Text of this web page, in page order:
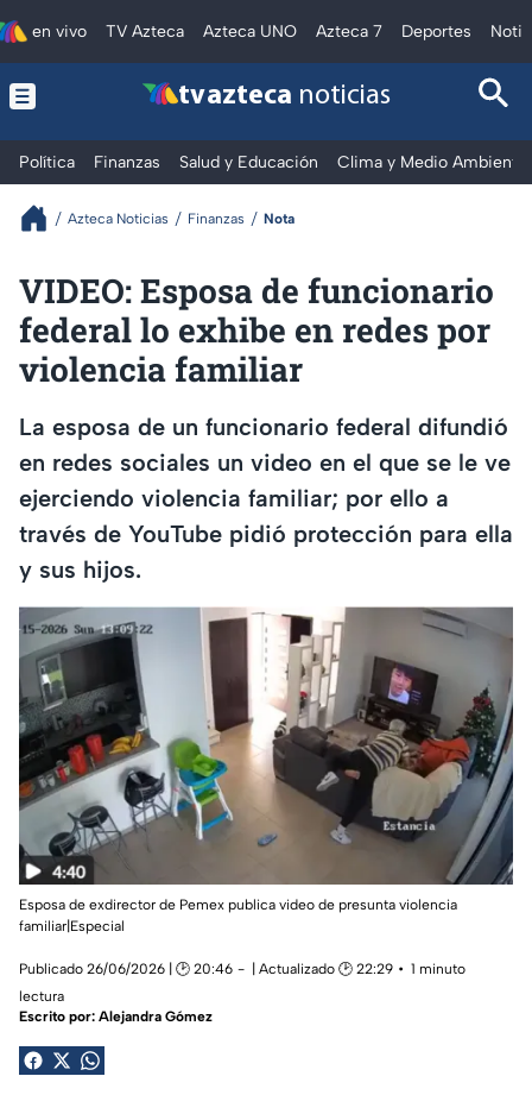
en vivo TV Azteca Azteca UNO Azteca 7 Deportes
tv azteca noticias
Política Finanzas Salud y Educación Clima y Medio Ambiente
Azteca Noticias Finanzas Nota
VIDEO: Esposa de funcionario
federal lo exhibe en redes por
violencia familiar
La esposa de un funcionario federal difundió
en redes sociales un video en el que se le ve
ejerciendo violencia familiar; por ello a
través de YouTube pidió protección para ella
y sus hijos.
Esposa de exdirector de Pemex publica video de presunta violencia
familiar|Especial
Publicado 26/06/2026 | 🕑 20:46 | Actualizado 🕑 22:29
1 minuto
lectura
Escrito por: Alejandra Gómez